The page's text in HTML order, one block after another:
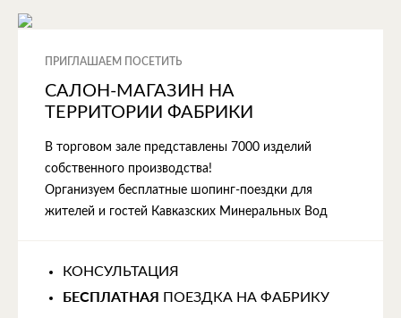
ПРИГЛАШАЕМ ПОСЕТИТЬ
САЛОН-МАГАЗИН НА
ТЕРРИТОРИИ ФАБРИКИ
В торговом зале представлены 7000 изделий
собственного производства!
Организуем бесплатные шопинг-поездки для
жителей и гостей Кавказских Минеральных Вод
КОНСУЛЬТАЦИЯ
БЕСПЛАТНАЯ ПОЕЗДКА НА ФАБРИКУ